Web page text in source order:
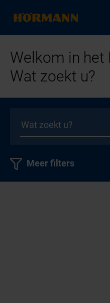
Welkom in het
Wat zoekt u?
Meer filters